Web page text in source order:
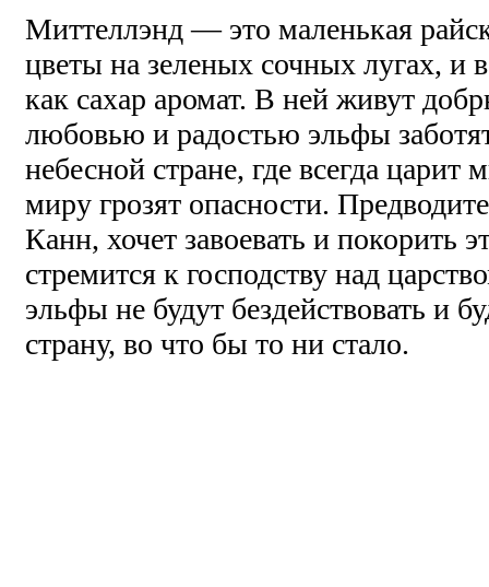
Миттеллэнд — это маленькая
цветы на зеленых сочных лугах, и
как сахар аромат. В ней живут
любовью и радостью эльфы
небесной стране, где всегда
миру грозят опасности.
Канн, хочет завоевать и покорить
стремится к господству над
эльфы не будут бездействовать и
страну, во что бы то ни стало.